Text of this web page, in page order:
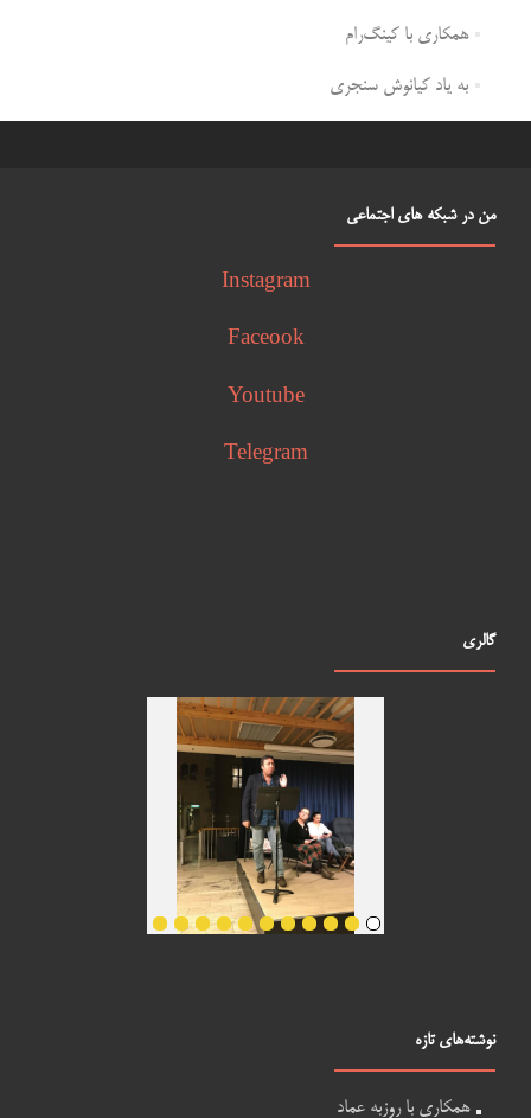
همکاری با کینگ‌رام
به یاد کیانوش سنجری
من در شبکه های اجتماعی
Instagram
Faceook
Youtube
Telegram
گالری
نوشته‌های تازه
همکاری با روزبه عماد